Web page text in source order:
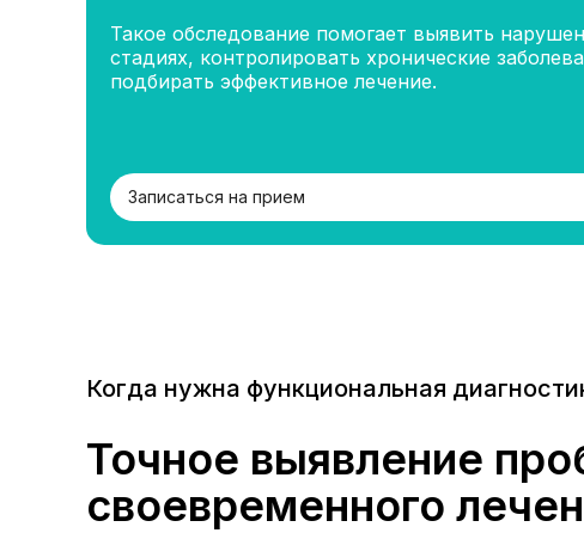
Такое обследование помогает выявить
стадиях, контролировать хронические
подбирать эффективное лечение.
Записаться на прием
Точное выявление
своевременного
Когда нужна функциональная